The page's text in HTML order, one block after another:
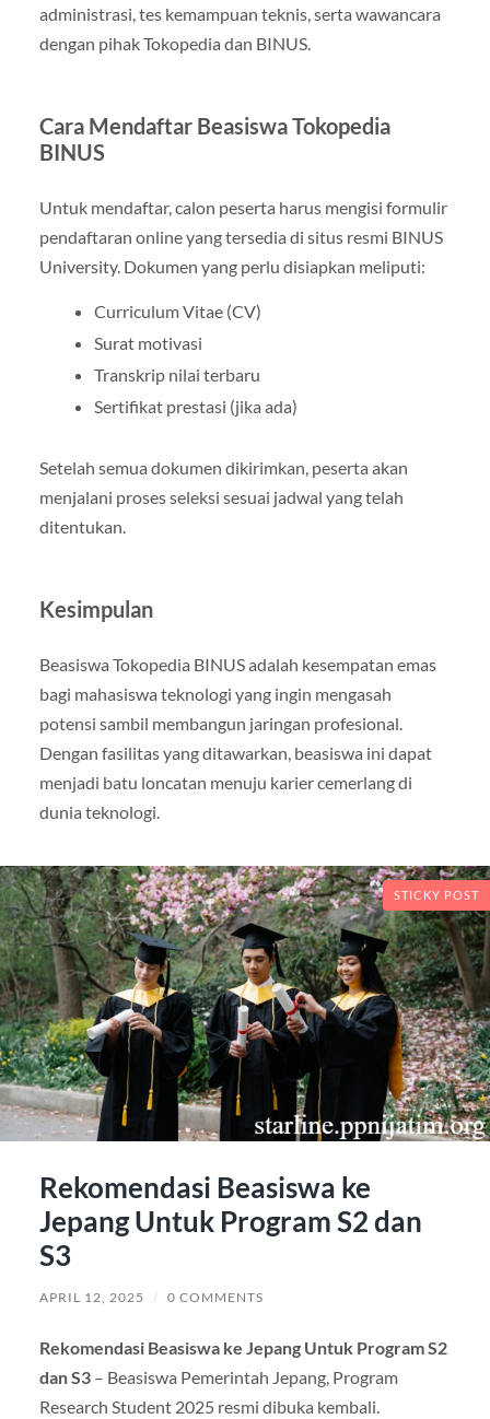
administrasi, tes kemampuan teknis, serta wawancara
dengan pihak Tokopedia dan BINUS.
Cara Mendaftar Beasiswa Tokopedia
BINUS
Untuk mendaftar, calon peserta harus mengisi formulir
pendaftaran online yang tersedia di situs resmi BINUS
University. Dokumen yang perlu disiapkan meliputi:
Curriculum Vitae (CV)
Surat motivasi
Transkrip nilai terbaru
Sertifikat prestasi (jika ada)
Setelah semua dokumen dikirimkan, peserta akan
menjalani proses seleksi sesuai jadwal yang telah
ditentukan.
Kesimpulan
Beasiswa Tokopedia BINUS adalah kesempatan emas
bagi mahasiswa teknologi yang ingin mengasah
potensi sambil membangun jaringan profesional.
Dengan fasilitas yang ditawarkan, beasiswa ini dapat
menjadi batu loncatan menuju karier cemerlang di
dunia teknologi.
STICKY POST
Rekomendasi Beasiswa ke
Jepang Untuk Program S2 dan
S3
APRIL 12, 2025 / 0 COMMENTS
Rekomendasi Beasiswa ke Jepang Untuk Program S2
dan S3– Beasiswa Pemerintah Jepang, Program
Research Student 2025 resmi dibuka kembali.